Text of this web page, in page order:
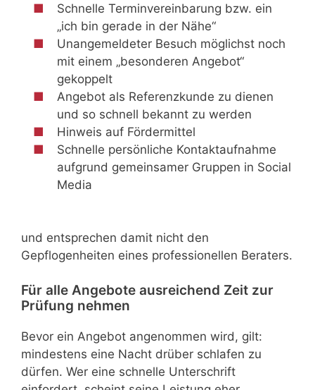
Schnelle Terminvereinbarung bzw. ein
„ich bin gerade in der Nähe“
Unangemeldeter Besuch möglichst noch
mit einem „besonderen Angebot“
gekoppelt
Angebot als Referenzkunde zu dienen
und so schnell bekannt zu werden
Hinweis auf Fördermittel
Schnelle persönliche Kontaktaufnahme
aufgrund gemeinsamer Gruppen in Social
Media
und entsprechen damit nicht den
Gepflogenheiten eines professionellen Beraters.
Für alle Angebote ausreichend Zeit zur
Prüfung nehmen
Bevor ein Angebot angenommen wird, gilt:
mindestens eine Nacht drüber schlafen zu
dürfen. Wer eine schnelle Unterschrift